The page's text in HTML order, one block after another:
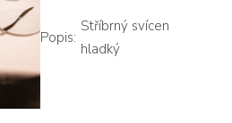
Popis:
Stříbrný svícen
hladký